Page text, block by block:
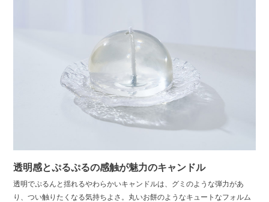
透明感とぷるぷるの感触が魅力のキャンドル
透明でぷるんと揺れるやわらかいキャンドルは、グミのような弾力があ
り、つい触りたくなる気持ちよさ。丸いお餅のようなキュートなフォルム